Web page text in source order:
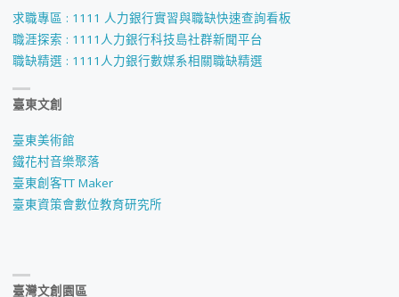
求職專區 : 1111 人力銀行實習與職缺快速查詢看板
職涯探索 : 1111人力銀行科技島社群新聞平台
職缺精選 : 1111人力銀行數媒系相關職缺精選
臺東文創
臺東美術館
鐵花村音樂聚落
臺東創客TT Maker
臺東資策會數位教育研究所
臺灣文創園區